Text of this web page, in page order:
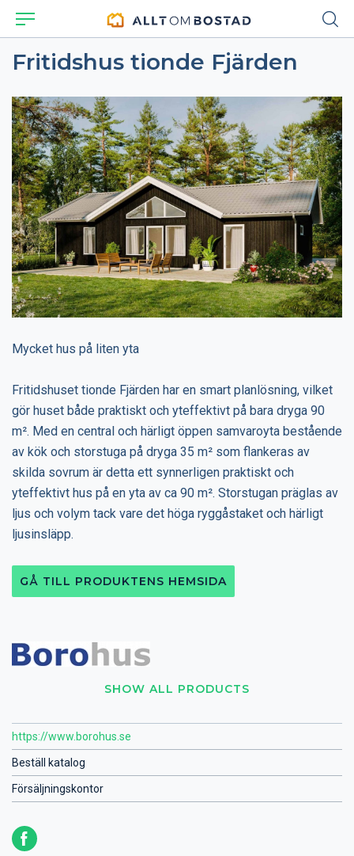
Fritidshus tionde Fjärden
SHOW ALL PRODUCTS
https://www.borohus.se
Beställ katalog
Försäljningskontor
Mycket hus på liten yta
Fritidshuset tionde Fjärden har en smart planlösning, vilket
gör huset både praktiskt och yteffektivt på bara dryga 90
m². Med en central och härligt öppen samvaroyta bestående
av kök och storstuga på dryga 35 m² som flankeras av
skilda sovrum är detta ett synnerligen praktiskt och
yteffektivt hus på en yta av ca 90 m². Storstugan präglas av
ljus och volym tack vare det höga ryggåstaket och härligt
ljusinsläpp.
GÅ TILL PRODUKTENS HEMSIDA